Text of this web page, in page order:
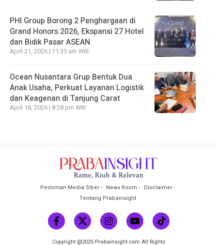
PHI Group Borong 2 Penghargaan di
Grand Honors 2026, Ekspansi 27 Hotel
dan Bidik Pasar ASEAN
April 21, 2026 | 11:35 am WIB
Ocean Nusantara Grup Bentuk Dua
Anak Usaha, Perkuat Layanan Logistik
dan Keagenan di Tanjung Carat
April 18, 2026 | 8:28 pm WIB
Pedoman Media Siber News Room
Disclaimer
Tentang Prabainsight
Copyright @2025 Prabainsight.com All Rights